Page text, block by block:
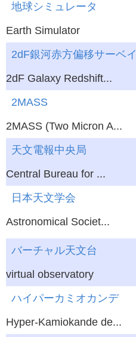
地球シミュレータ
Earth Simulator
2dF銀河赤方偏移サーベイ
2dF Galaxy Redshift...
2MASS
2MASS (Two Micron A...
天文電報中央局
Central Bureau for ...
日本天文学会
Astronomical Societ...
バーチャル天文台
virtual observatory
ハイパーカミオカンデ
Hyper-Kamiokande de...